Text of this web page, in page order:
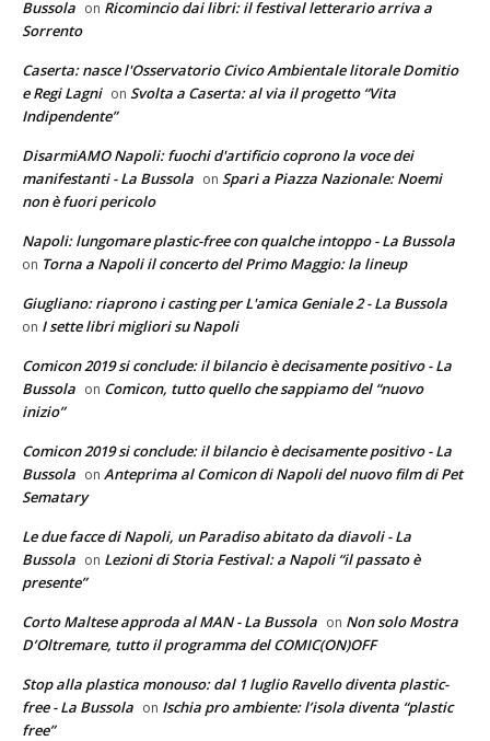
Bussola on Ricomincio dai libri: il festival letterario arriva a
Sorrento
Caserta: nasce l'Osservatorio Civico Ambientale litorale Domitio
e Regi Lagni on Svolta a Caserta: al via il progetto “Vita
Indipendente”
DisarmiAMO Napoli: fuochi d'artificio coprono la voce dei
manifestanti - La Bussola on Spari a Piazza Nazionale: Noemi
non è fuori pericolo
Napoli: lungomare plastic-free con qualche intoppo - La Bussola
on Torna a Napoli il concerto del Primo Maggio: la lineup
Giugliano: riaprono i casting per L'amica Geniale 2 - La Bussola
on I sette libri migliori su Napoli
Comicon 2019 si conclude: il bilancio è decisamente positivo - La
Bussola on Comicon, tutto quello che sappiamo del “nuovo
inizio”
Comicon 2019 si conclude: il bilancio è decisamente positivo - La
Bussola on Anteprima al Comicon di Napoli del nuovo film di Pet
Sematary
Le due facce di Napoli, un Paradiso abitato da diavoli - La
Bussola on Lezioni di Storia Festival: a Napoli “il passato è
presente”
Corto Maltese approda al MAN - La Bussola on Non solo Mostra
D’Oltremare, tutto il programma del COMIC(ON)OFF
Stop alla plastica monouso: dal 1 luglio Ravello diventa plastic-
free - La Bussola on Ischia pro ambiente: l’isola diventa “plastic
free”